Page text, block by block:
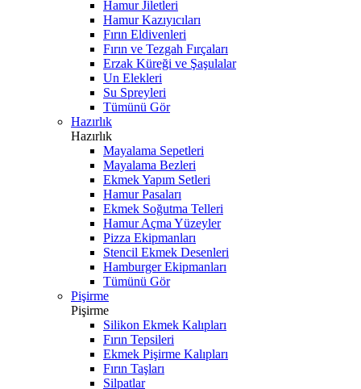
Hamur Jiletleri
Hamur Kazıyıcıları
Fırın Eldivenleri
Fırın ve Tezgah Fırçaları
Erzak Küreği ve Şaşulalar
Un Elekleri
Su Spreyleri
Tümünü Gör
Hazırlık
Hazırlık
Mayalama Sepetleri
Mayalama Bezleri
Ekmek Yapım Setleri
Hamur Pasaları
Ekmek Soğutma Telleri
Hamur Açma Yüzeyler
Pizza Ekipmanları
Stencil Ekmek Desenleri
Hamburger Ekipmanları
Tümünü Gör
Pişirme
Pişirme
Silikon Ekmek Kalıpları
Fırın Tepsileri
Ekmek Pişirme Kalıpları
Fırın Taşları
Silpatlar